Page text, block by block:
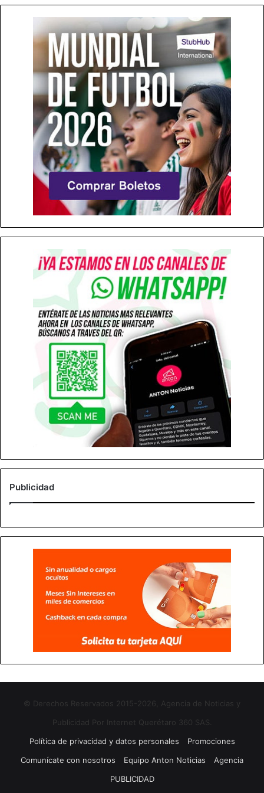
Publicidad
© Derechos Reservados 2015-2026, Agencia de Noticias y
Publicidad Por Internet Querétaro 360 SAS.
Política de privacidad y datos personales
Promociones
Comunícate con nosotros
Equipo Anton Noticias
Agencia
PUBLICIDAD